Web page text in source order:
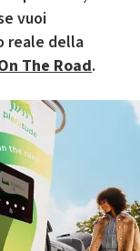
vuoi
reale della
The Road.